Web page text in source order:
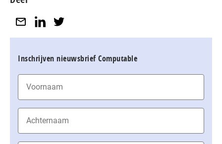
Inschrijven nieuwsbrief Computable